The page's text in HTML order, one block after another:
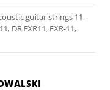
guitar strings 11-
DR EXR11, EXR-11,